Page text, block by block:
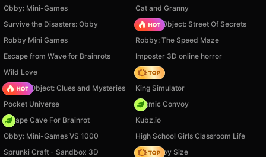
Obby: Mini-Games
Cat and Granny
Survive the Disasters: Obby
Hidden Object: Street Of Secrets
Robby Mini Games
Robby: The Speed Maze
Escape from Wave for Brainrots
Imposter 3D online horror
Wild Love
Hedgies
Hidden Object: Clues and Mysteries
King Simulator
Pocket Universe
Cosmic Convoy
Escape Cave For Brainrot
Kubz.io
Obby: Mini-Games VS 1000
High School Girls Classroom Life
Sprunki Craft - Sandbox 3D
Your Obby Size